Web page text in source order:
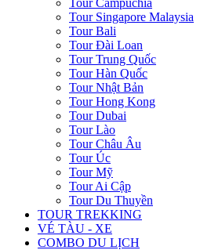
Tour Campuchia
Tour Singapore Malaysia
Tour Bali
Tour Đài Loan
Tour Trung Quốc
Tour Hàn Quốc
Tour Nhật Bản
Tour Hong Kong
Tour Dubai
Tour Lào
Tour Châu Âu
Tour Úc
Tour Mỹ
Tour Ai Cập
Tour Du Thuyền
TOUR TREKKING
VÉ TÀU - XE
COMBO DU LỊCH